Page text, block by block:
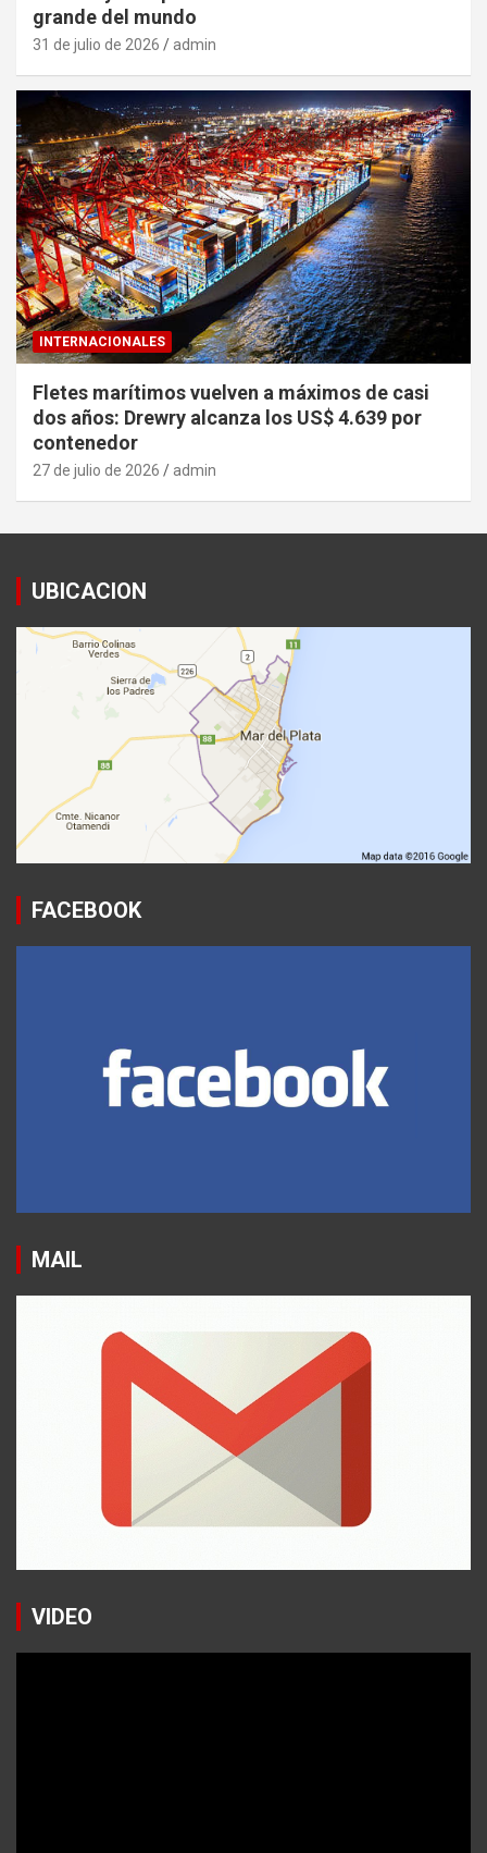
grande del mundo
31 de julio de 2026 admin
INTERNACIONALES
Fletes marítimos vuelven a máximos de casi
dos años: Drewry alcanza los US$ 4.639 por
contenedor
27 de julio de 2026 admin
UBICACION
FACEBOOK
MAIL
VIDEO